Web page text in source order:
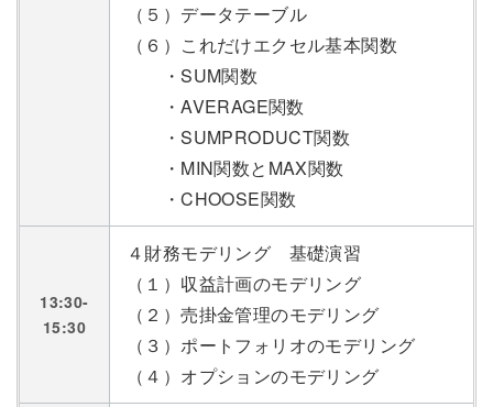
（５）データテーブル
（６）これだけエクセル基本関数
・SUM関数
・AVERAGE関数
・SUMPRODUCT関数
・MIN関数とMAX関数
・CHOOSE関数
13:30-
15:30
４財務モデリング 基礎演習
（１）収益計画のモデリング
（２）売掛金管理のモデリング
（３）ポートフォリオのモデリング
（４）オプションのモデリング